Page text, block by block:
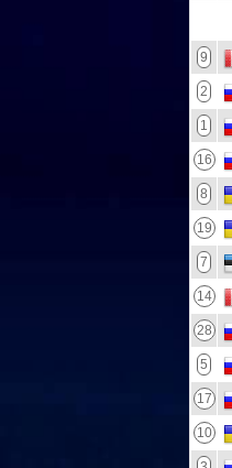
9
2
1
16
8
19
7
14
28
5
17
10